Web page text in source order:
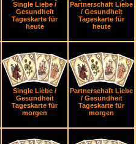
Single Liebe /
Gesundheit
Tageskarte für
heute
Partnerschaft Liebe
/ Gesundheit
Tageskarte für
heute
Single Liebe /
Gesundheit
Tageskarte für
morgen
Partnerschaft Liebe
/ Gesundheit
Tageskarte für
morgen